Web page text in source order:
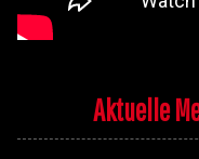
Aktuelle